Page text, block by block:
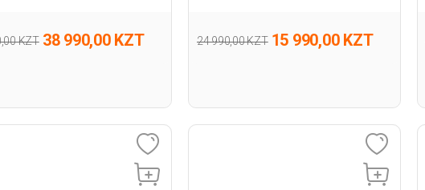
KZT 38 990,00 KZT 24 990,00 KZT 15 990,00 KZT